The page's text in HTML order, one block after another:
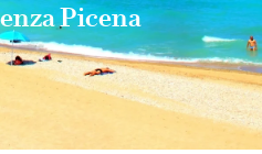
Picena